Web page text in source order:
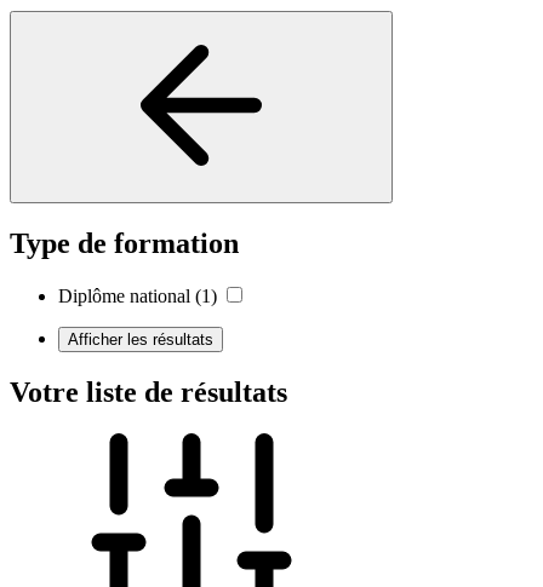
Type de formation
Diplôme national (1)
Afficher les résultats
Votre liste de résultats